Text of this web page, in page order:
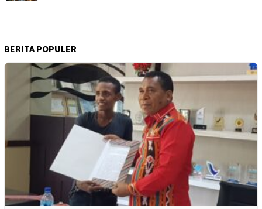
BERITA POPULER